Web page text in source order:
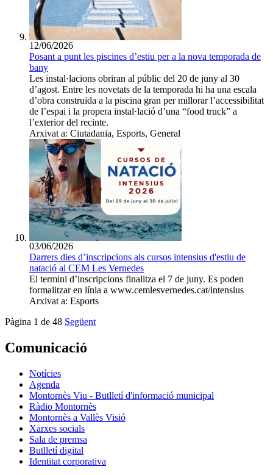
12/06/2026
Posant a punt les piscines d’estiu per a la nova temporada de
bany
Les instal·lacions obriran al públic del 20 de juny al 30
d’agost. Entre les novetats de la temporada hi ha una escala
d’obra construïda a la piscina gran per millorar l’accessibilitat
de l’espai i la propera instal·lació d’una “food truck” a
l’exterior del recinte.
Arxivat a: Ciutadania, Esports, General
03/06/2026
Darrers dies d’inscripcions als cursos intensius d'estiu de
natació al CEM Les Vernedes
El termini d’inscripcions finalitza el 7 de juny. Es poden
formalitzar en línia a www.cemlesvernedes.cat/intensius
Arxivat a: Esports
Pàgina 1 de 48 Següent
Comunicació
Notícies
Agenda
Montornès Viu - Butlletí d'informació municipal
Ràdio Montornès
Montornès a Vallès Visió
Xarxes socials
Sala de premsa
Butlletí digital
Identitat corporativa